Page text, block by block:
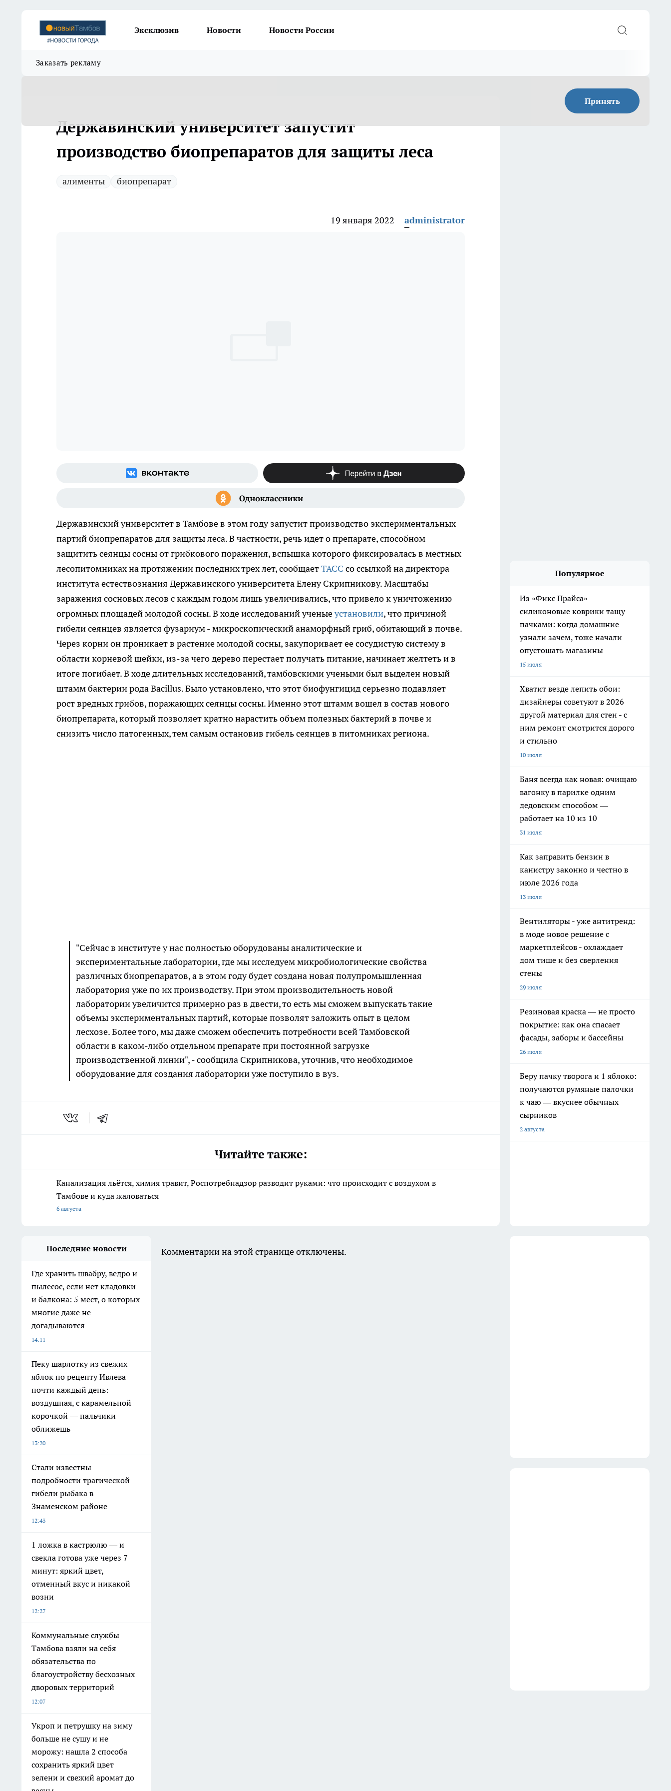
Эксклюзив Новости Новости России
Заказать рекламу
Принять
Державинский университет запустит
производство биопрепаратов для защиты леса
алименты биопрепарат
19 января 2022 administrator
Державинский университет в Тамбове в этом году запустит производство экспериментальных
партий биопрепаратов для защиты леса. В частности, речь идет о препарате, способном
защитить сеянцы сосны от грибкового поражения, вспышка которого фиксировалась в местных
лесопитомниках на протяжении последних трех лет, сообщаетТАСС со ссылкой на директора
института естествознания Державинского университета Елену Скрипникову. Масштабы
заражения сосновых лесов с каждым годом лишь увеличивались, что привело к уничтожению
огромных площадей молодой сосны. В ходе исследований ученыеустановили, что причиной
гибели сеянцев является фузариум - микроскопический анаморфный гриб, обитающий в почве.
Через корни он проникает в растение молодой сосны, закупоривает ее сосудистую систему в
области корневой шейки, из-за чего дерево перестает получать питание, начинает желтеть и в
итоге погибает. В ходе длительных исследований, тамбовскими учеными был выделен новый
штамм бактерии рода Bacillus. Было установлено, что этот биофунгицид серьезно подавляет
рост вредных грибов, поражающих сеянцы сосны. Именно этот штамм вошел в состав нового
биопрепарата, который позволяет кратно нарастить объем полезных бактерий в почве и
снизить число патогенных, тем самым остановив гибель сеянцев в питомниках региона.
"Сейчас в институте у нас полностью оборудованы аналитические и
экспериментальные лаборатории, где мы исследуем микробиологические свойства
различных биопрепаратов, а в этом году будет создана новая полупромышленная
лаборатория уже по их производству. При этом производительность новой
лаборатории увеличится примерно раз в двести, то есть мы сможем выпускать такие
объемы экспериментальных партий, которые позволят заложить опыт в целом
лесхозе. Более того, мы даже сможем обеспечить потребности всей Тамбовской
области в каком-либо отдельном препарате при постоянной загрузке
производственной линии", - сообщила Скрипникова, уточнив, что необходимое
оборудование для создания лаборатории уже поступило в вуз.
Читайте также:
Канализация льётся, химия травит, Роспотребнадзор разводит руками: что происходит с воздухом в
Тамбове и куда жаловаться
6 августа
Популярное
Из «Фикс Прайса»
силиконовые коврики тащу
пачками: когда домашние
узнали зачем, тоже начали
опустошать магазины
15 июля
Хватит везде лепить обои:
дизайнеры советуют в 2026
другой материал для стен - с
ним ремонт смотрится дорого
и стильно
10 июля
Баня всегда как новая: очищаю
вагонку в парилке одним
дедовским способом —
работает на 10 из 10
31 июля
Как заправить бензин в
канистру законно и честно в
июле 2026 года
13 июля
Вентиляторы - уже антитренд:
в моде новое решение с
маркетплейсов - охлаждает
дом тише и без сверления
стены
29 июля
Резиновая краска — не просто
покрытие: как она спасает
фасады, заборы и бассейны
26 июля
Беру пачку творога и 1 яблоко:
получаются румяные палочки
к чаю — вкуснее обычных
сырников
2 августа
Последние новости
Где хранить швабру, ведро и
пылесос, если нет кладовки
и балкона: 5 мест, о которых
многие даже не
догадываются
14:11
Пеку шарлотку из свежих
яблок по рецепту Ивлева
почти каждый день:
воздушная, с карамельной
корочкой — пальчики
оближешь
13:20
Стали известны
подробности трагической
гибели рыбака в
Знаменском районе
12:43
1 ложка в кастрюлю — и
свекла готова уже через 7
минут: яркий цвет,
отменный вкус и никакой
возни
12:27
Коммунальные службы
Тамбова взяли на себя
обязательства по
благоустройству бесхозных
дворовых территорий
12:07
Укроп и петрушку на зиму
больше не сушу и не
морожу: нашла 2 способа
сохранить яркий цвет
зелени и свежий аромат до
Комментарии на этой странице отключены.